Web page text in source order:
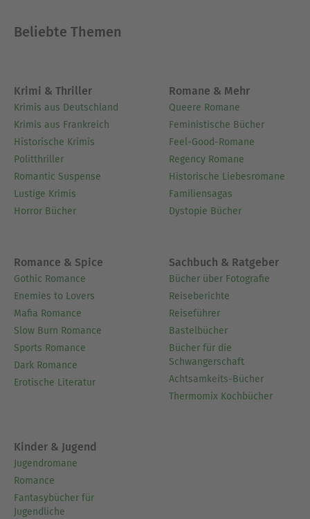
Beliebte Themen
Krimi & Thriller
Krimis aus Deutschland
Krimis aus Frankreich
Historische Krimis
Politthriller
Romantic Suspense
Lustige Krimis
Horror Bücher
Romane & Mehr
Queere Romane
Feministische Bücher
Feel-Good-Romane
Regency Romane
Historische Liebesromane
Familiensagas
Dystopie Bücher
Romance & Spice
Gothic Romance
Enemies to Lovers
Mafia Romance
Slow Burn Romance
Sports Romance
Dark Romance
Erotische Literatur
Sachbuch & Ratgeber
Bücher über Fotografie
Reiseberichte
Reiseführer
Bastelbücher
Bücher für die
Schwangerschaft
Achtsamkeits-Bücher
Thermomix Kochbücher
Kinder & Jugend
Jugendromane
Romance
Fantasybücher für
Jugendliche